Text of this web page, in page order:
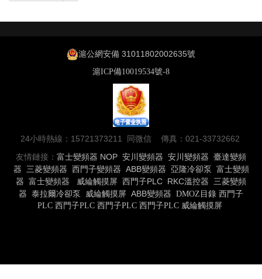
滬公網安備 31011802002635號
滬ICP備10019534號-8
24小時熱線：15721373211 同微信 傳真：021-33732662
友情鏈接： 富士變頻器 NOP 安川變頻器 安川變頻器 臺達變頻
器
三菱變頻器 西門子變頻器 ABB變頻器 亞隆冷卻泵 富士變頻
器 富士變頻器 威綸觸摸屏 西門子PLC RKC溫控器
三菱變頻
器 泰拉爾冷卻泵 威綸觸摸屏 ABB變頻器 DMOZ目錄 西門子
PLC 西門子PLC 西門子PLC 西門子PLC 威綸觸摸屏